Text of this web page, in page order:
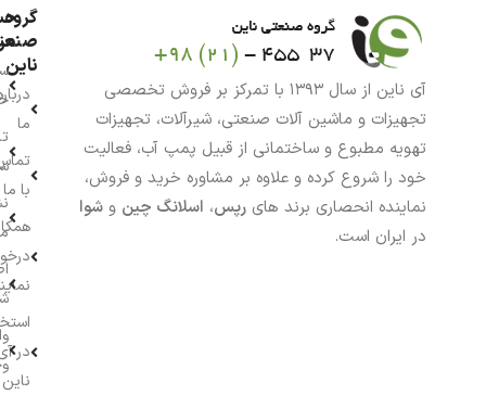
آی ناین از سال ۱۳۹۳ با تمرکز بر فروش تخصصی
تجهیزات و ماشین آلات صنعتی، شیرآلات، تجهیزات
تهویه مطبوع و ساختمانی از قبیل پمپ آب، فعالیت
خود را شروع کرده و علاوه بر مشاوره خرید و فروش،
نماینده انحصاری برند های رپس، اسلانگ چین و شوا
در ایران است.
گروه
ناین
ما
با ما
در
ناین